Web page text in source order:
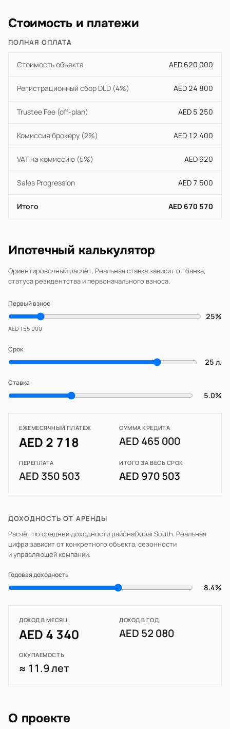
Стоимость и платежи
ПОЛНАЯ ОПЛАТА
Стоимость объекта AED 620 000
Регистрационный сбор DLD (4%) AED 24 800
Trustee Fee (off-plan) AED 5 250
Комиссия брокеру (2%) AED 12 400
VAT на комиссию (5%) AED 620
Sales Progression AED 7 500
Итого AED 670 570
Ипотечный калькулятор
Ориентировочный расчёт. Реальная ставка зависит от банка,
статуса резидентства и первоначального взноса.
Первый взнос
25%
AED 155 000
Срок
25 л.
Ставка
5.0%
ЕЖЕМЕСЯЧНЫЙ ПЛАТЁЖ
AED 2 718
СУММА КРЕДИТА
AED 465 000
ПЕРЕПЛАТА
AED 350 503
ИТОГО ЗА ВЕСЬ СРОК
AED 970 503
ДОХОДНОСТЬ ОТ АРЕНДЫ
Расчёт по средней доходности районаDubai South. Реальная
цифра зависит от конкретного объекта, сезонности
и управляющей компании.
Годовая доходность
8.4%
ДОХОД В МЕСЯЦ
AED 4 340
ДОХОД В ГОД
AED 52 080
ОКУПАЕМОСТЬ
≈ 11.9 лет
О проекте